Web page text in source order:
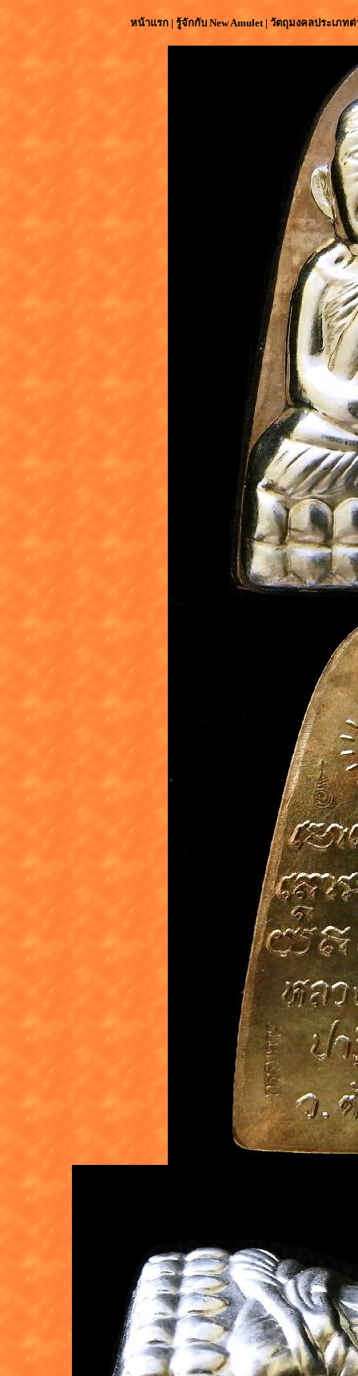
หน้าแรก | รู้จักกับ New Amulet | วัตถุมงคลประเภทต่